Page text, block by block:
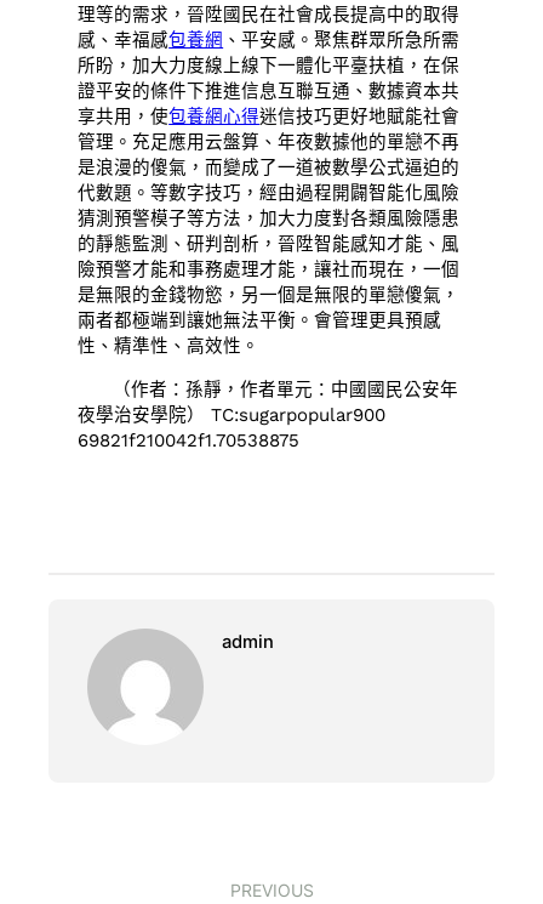
理等的需求，晉陞國民在社會成長提高中的取得
感、幸福感包養網 、平安感。聚焦群眾所急所需
所盼，加大力度線上線下一體化平臺扶植，在保
證平安的條件下推進信息互聯互通、數據資本共
享共用，使包養網心得迷信技巧更好地賦能社會
管理。充足應用云盤算、年夜數據他的單戀不再
是浪漫的傻氣，而變成了一道被數學公式逼迫的
代數題。等數字技巧，經由過程開闢智能化風險
猜測預警模子等方法，加大力度對各類風險隱患
的靜態監測、研判剖析，晉陞智能感知才能、風
險預警才能和事務處理才能，讓社而現在，一個
是無限的金錢物慾，另一個是無限的單戀傻氣，
兩者都極端到讓她無法平衡。會管理更具預感
性、精準性、高效性。
（作者：孫靜，作者單元：中國國民公安年
夜學治安學院） TC:sugarpopular900
69821f210042f1.70538875
admin
PREVIOUS